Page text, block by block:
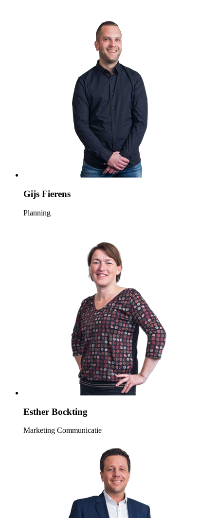
Gijs Fierens
Planning
Esther Bockting
Marketing Communicatie